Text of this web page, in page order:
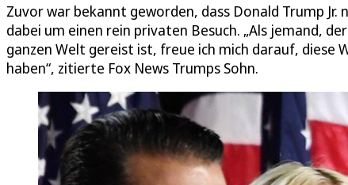
Zuvor war bekannt geworden, dass Donald Trump Jr.
dabei um einen rein privaten Besuch. „Als jemand,
ganzen Welt gereist ist, freue ich mich darauf, diese
haben“, zitierte Fox News Trumps Sohn.